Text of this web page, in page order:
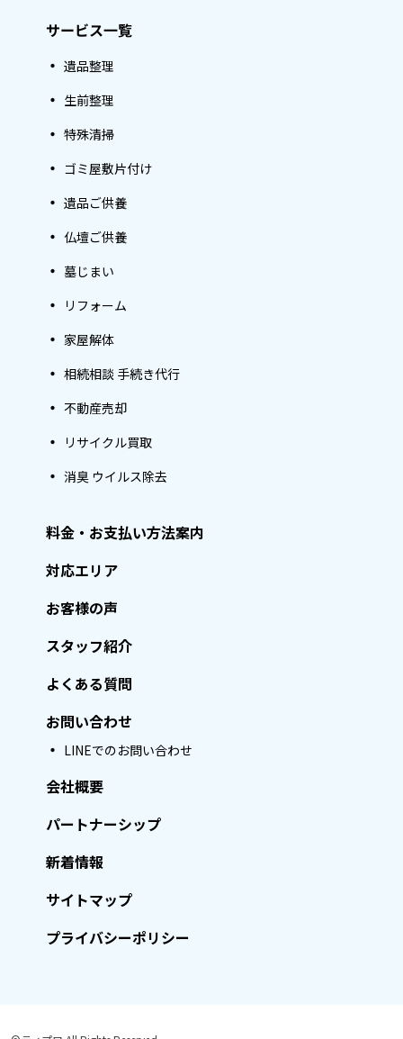
サービス一覧
遺品整理
生前整理
特殊清掃
ゴミ屋敷片付け
遺品ご供養
仏壇ご供養
墓じまい
リフォーム
家屋解体
相続相談 手続き代行
不動産売却
リサイクル買取
消臭 ウイルス除去
料金・お支払い方法案内
対応エリア
お客様の声
スタッフ紹介
よくある質問
お問い合わせ
LINEでのお問い合わせ
会社概要
パートナーシップ
新着情報
サイトマップ
プライバシーポリシー